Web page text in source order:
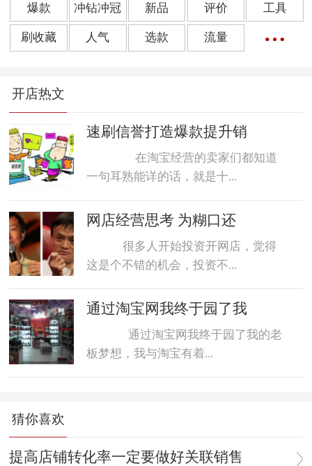
爆款 冲钻冲冠 新品 评价 工具
刷收藏 人气 选款 流量
转化率
数据魔方 好评语 网店起名
开店热文
速刷信誉打造爆款提升销
在淘宝经营的卖家们都知道
一句耳熟能详的话，就是十...
网店经营思考 为糊口还
很多人开始投资开网店，觉得
这是个不错的机会，投资不...
通过淘宝网我终于园了我
通过淘宝网我终于园了我的老
板梦想，我与淘宝有着...
猜你喜欢
提高店铺转化率一定要做好关联销售